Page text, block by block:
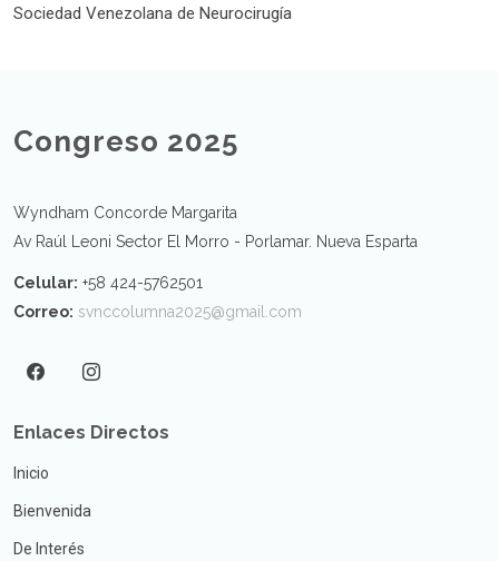
Sociedad Venezolana de Neurocirugía
Congreso 2025
Wyndham Concorde Margarita
Av Raúl Leoni Sector El Morro - Porlamar. Nueva Esparta
Celular: +58 424-5762501
Correo: svnccolumna2025@gmail.com
Enlaces Directos
Inicio
Bienvenida
De Interés